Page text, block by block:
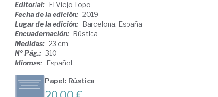
Editorial:
El Viejo Topo
Fecha de la edición: 2019
Lugar de la edición:
Barcelona. España
Encuadernación:
Rústica
Medidas: 23 cm
Nº Pág.: 310
Idiomas:
Español
Papel: Rústica